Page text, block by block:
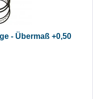
- Übermaß +0,50